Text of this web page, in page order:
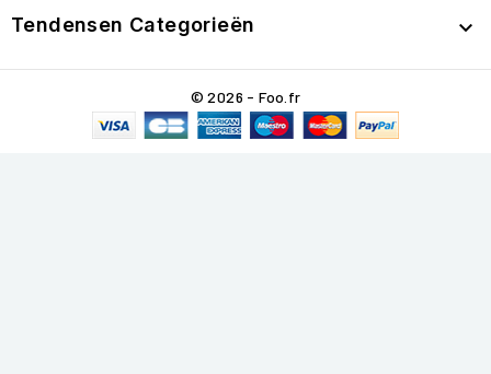
Tendensen Categorieën 
© 2026 - Foo.fr